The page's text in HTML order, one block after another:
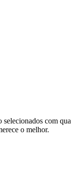
selecionados com
o melhor.